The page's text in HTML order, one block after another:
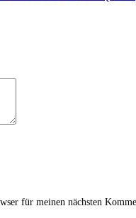
für meinen nächsten